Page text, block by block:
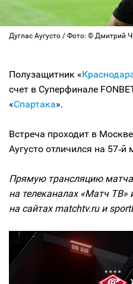
Дуглас Аугусто / Фото: © Дмитрий
Полузащитник «
счет в Суперфинале
«Спартака».
Встреча проходит в
Аугусто отличился на 57‑й
Прямую трансляцию
на телеканалах «Матч
на сайтах matchtv.ru и